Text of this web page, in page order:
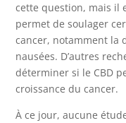
cette question, mais il
permet de soulager
cancer, notamment la
nausées. D’autres
déterminer si le CBD
croissance du cancer.
À ce jour, aucune